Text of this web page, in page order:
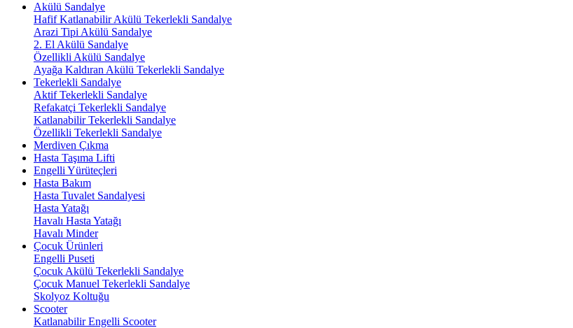
Akülü Sandalye
Hafif Katlanabilir Akülü Tekerlekli Sandalye
Arazi Tipi Akülü Sandalye
2. El Akülü Sandalye
Özellikli Akülü Sandalye
Ayağa Kaldıran Akülü Tekerlekli Sandalye
Tekerlekli Sandalye
Aktif Tekerlekli Sandalye
Refakatçi Tekerlekli Sandalye
Katlanabilir Tekerlekli Sandalye
Özellikli Tekerlekli Sandalye
Merdiven Çıkma
Hasta Taşıma Lifti
Engelli Yürüteçleri
Hasta Bakım
Hasta Tuvalet Sandalyesi
Hasta Yatağı
Havalı Hasta Yatağı
Havalı Minder
Çocuk Ürünleri
Engelli Puseti
Çocuk Akülü Tekerlekli Sandalye
Çocuk Manuel Tekerlekli Sandalye
Skolyoz Koltuğu
Scooter
Katlanabilir Engelli Scooter